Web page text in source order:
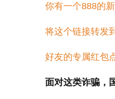
你有一个888的
将这个链接转发
好友的专属红包
面对这类诈骗，